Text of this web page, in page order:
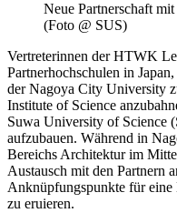
Neue Partnerschaft
(Foto @ SUS)
Vertreterinnen der HTWK
Partnerhochschulen in
der Nagoya City University
Institute of Science
Suwa University of Science
aufzubauen. Während in
Bereichs Architektur im
Austausch mit den Partnern
Anknüpfungspunkte für
zu eruieren.